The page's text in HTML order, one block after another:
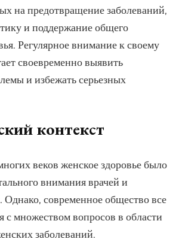
на предотвращение заболеваний,
и поддержание общего
Регулярное внимание к своему
своевременно выявить
и избежать серьезных
контекст
веков женское здоровье было
внимания врачей и
Однако, современное общество все
с множеством вопросов в области
заболеваний.